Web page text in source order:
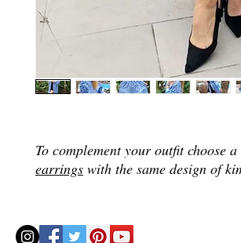
To complement your outfit choose a
earrings with the same design of